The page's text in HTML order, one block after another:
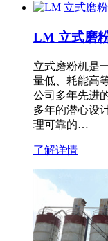
LM 立式磨
立式磨粉机是
量低、耗能高
公司多年先进
多年的潜心设
理可靠的…
了解详情